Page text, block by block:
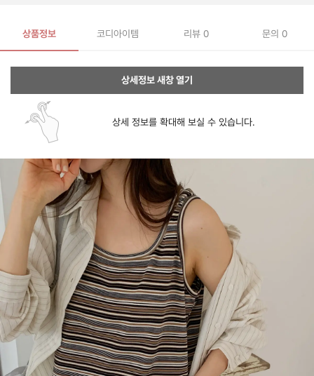
상품정보 코디아이템 리뷰 0 문의 0
상세정보 새창 열기
상세 정보를 확대해 보실 수 있습니다.